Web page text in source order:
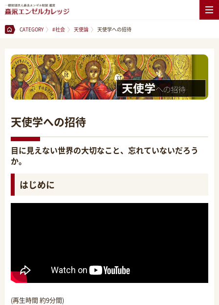
CATEGORY #社会 天使論 天使学への招待
天使学への招待
目に見えない世界の大切なこと、忘れていないだろう
か。
はじめに
(再生時間 約9分間)